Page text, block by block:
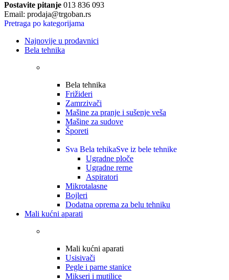
Postavite pitanje 013 836 093
Email: prodaja@trgoban.rs
Pretraga po kategorijama
Najnovije u prodavnici
Bela tehnika
Bela tehnika
Frižideri
Zamrzivači
Mašine za pranje i sušenje veša
Mašine za sudove
Šporeti
Sva Bela tehikaSve iz bele tehnike
Ugradne ploče
Ugradne rerne
Aspiratori
Mikrotalasne
Bojleri
Dodatna oprema za belu tehniku
Mali kućni aparati
Mali kućni aparati
Usisivači
Pegle i parne stanice
Mikseri i mutilice